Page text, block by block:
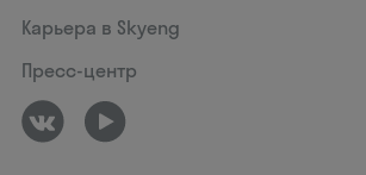
Карьера в Skyeng
Пресс-центр